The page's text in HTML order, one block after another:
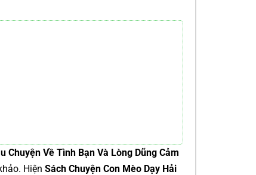
Chuyện Về Tình Bạn Và Lòng Dũng Cảm
Hiện Sách Chuyện Con Mèo Dạy Hải